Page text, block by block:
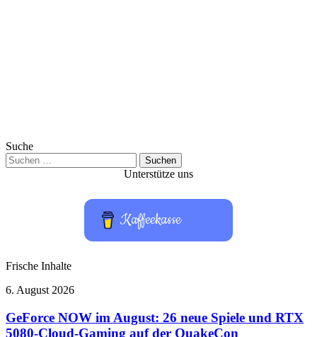
Suche
Suchen
nach:
Unterstütze uns
Kaffeekasse
Frische Inhalte
GeForce
im
August:
6. August 2026
GeForce NOW im August: 26 neue Spiele und RTX
5080-Cloud-Gaming auf der QuakeCon